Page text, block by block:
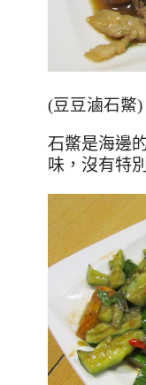
(豆豆滷石鱉)
石鱉是海邊
味，沒有特